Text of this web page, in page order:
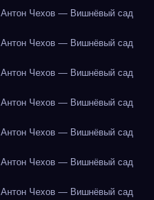
Антон Чехов — Вишнёвый сад
Антон Чехов — Вишнёвый сад
Антон Чехов — Вишнёвый сад
Антон Чехов — Вишнёвый сад
Антон Чехов — Вишнёвый сад
Антон Чехов — Вишнёвый сад
Антон Чехов — Вишнёвый сад